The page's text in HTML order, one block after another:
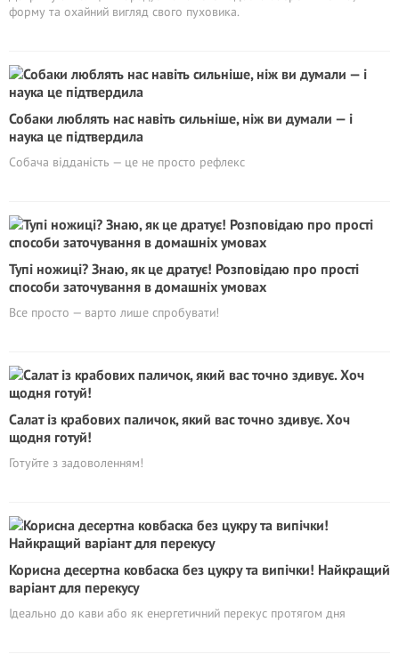
форму та охайний вигляд свого пуховика.
Собаки люблять нас навіть сильніше, ніж ви думали — і
наука це підтвердила
Собача відданість — це не просто рефлекс
Тупі ножиці? Знаю, як це дратує! Розповідаю про прості
способи заточування в домашніх умовах
Все просто — варто лише спробувати!
Салат із крабових паличок, який вас точно здивує. Хоч
щодня готуй!
Готуйте з задоволенням!
Корисна десертна ковбаска без цукру та випічки! Найкращий
варіант для перекусу
Ідеально до кави або як енергетичний перекус протягом дня